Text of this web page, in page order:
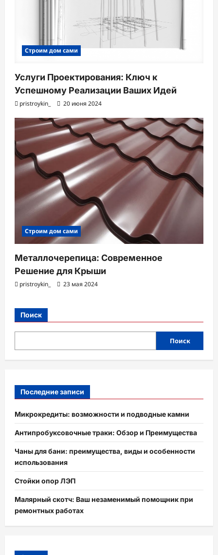
Строим дом сами
Услуги Проектирования: Ключ к
Успешному Реализации Ваших Идей
pristroykin_ 20 июня 2024
Строим дом сами
Металлочерепица: Современное
Решение для Крыши
pristroykin_ 23 мая 2024
Поиск
Поиск
Последние записи
Микрокредиты: возможности и подводные камни
Антипробуксовочные траки: Обзор и Преимущества
Чаны для бани: преимущества, виды и особенности
использования
Стойки опор ЛЭП
Малярный скотч: Ваш незаменимый помощник при
ремонтных работах